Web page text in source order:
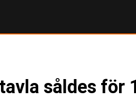
såldes för